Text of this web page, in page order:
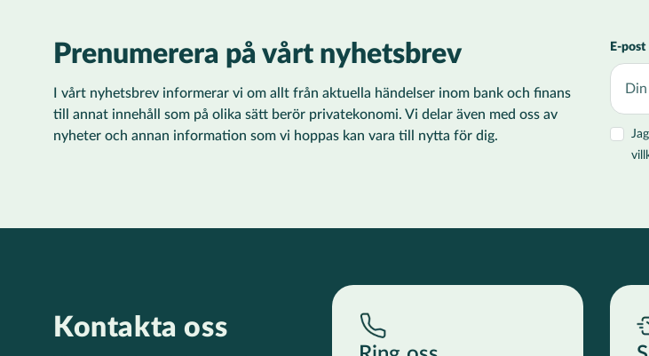
Prenumerera på vårt nyhetsbrev
I vårt nyhetsbrev informerar vi om allt från aktuella händelser inom bank och finans
till annat innehåll som på olika sätt berör privatekonomi. Vi delar även med oss av
nyheter och annan information som vi hoppas kan vara till nytta för dig.
E-post
Kontakta oss